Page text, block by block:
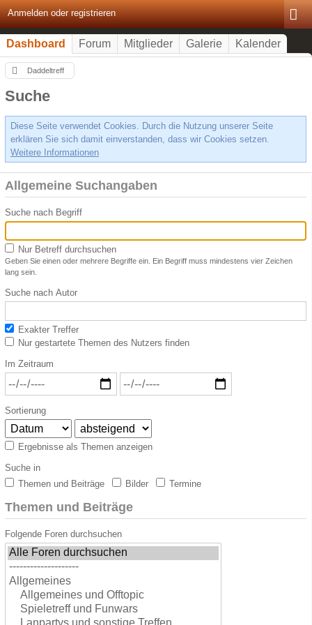
Anmelden oder registrieren
Dashboard Forum Mitglieder Galerie Kalender
Daddeltreff
Suche
Diese Seite verwendet Cookies. Durch die Nutzung unserer Seite
erklären Sie sich damit einverstanden, dass wir Cookies setzen.
Weitere Informationen
Allgemeine Suchangaben
Suche nach Begriff
Nur Betreff durchsuchen
Geben Sie einen oder mehrere Begriffe ein. Ein Begriff muss mindestens vier Zeichen
lang sein.
Suche nach Autor
Exakter Treffer
Nur gestartete Themen des Nutzers finden
Im Zeitraum
Sortierung
Ergebnisse als Themen anzeigen
Suche in
Themen und Beiträge
Bilder Termine
Themen und Beiträge
Folgende Foren durchsuchen